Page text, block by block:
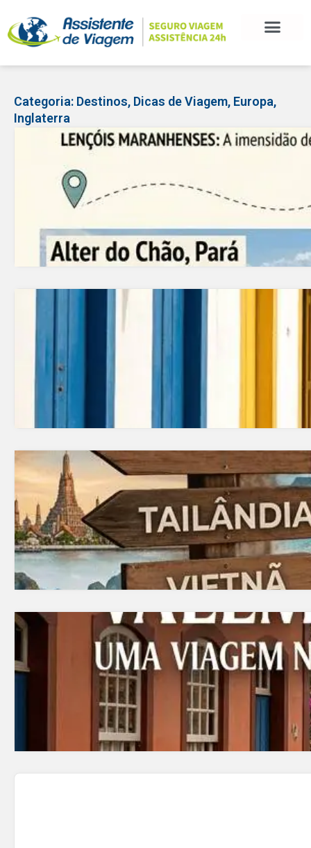
Categoria: Destinos, Dicas de Viagem, Europa,
Inglaterra